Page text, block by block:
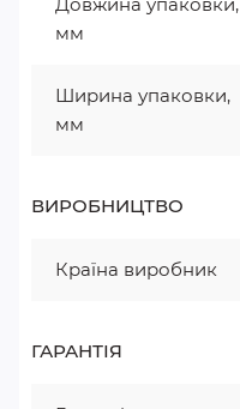
мм
Ширина упаковки,
мм
ВИРОБНИЦТВО
Країна виробник
ГАРАНТІЯ